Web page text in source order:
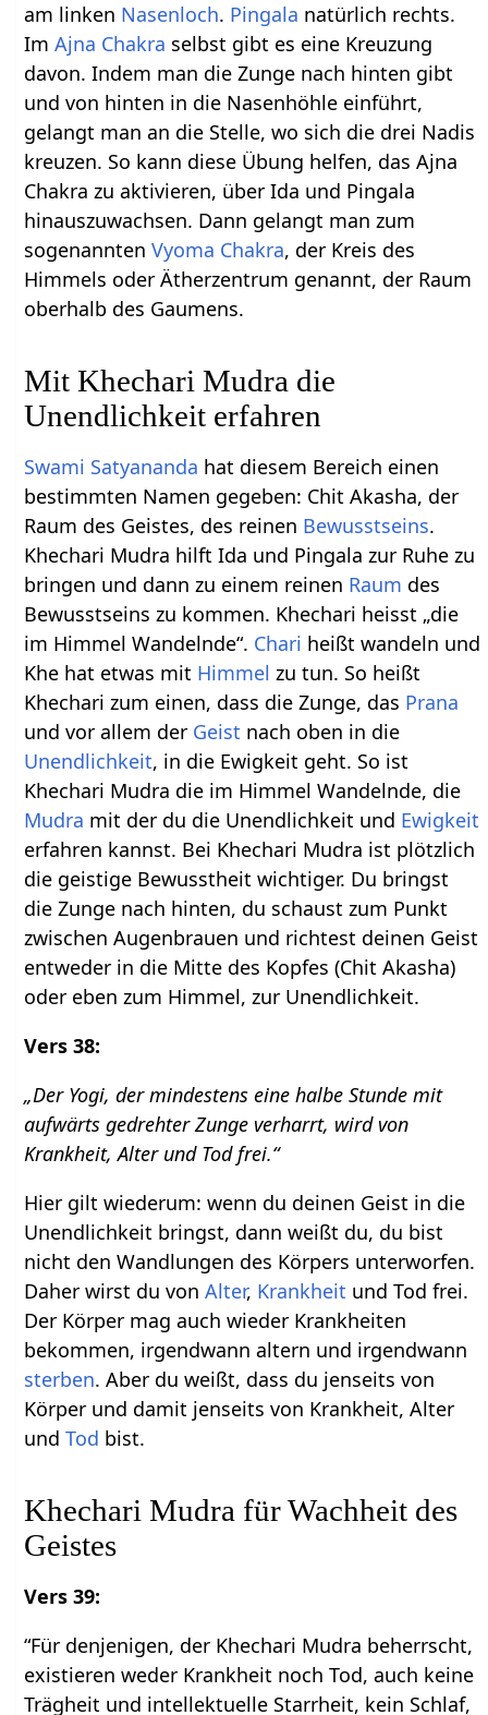
am linken Nasenloch. Pingala natürlich rechts.
ImAjna Chakra selbst gibt es eine Kreuzung
davon. Indem man die Zunge nach hinten gibt
und von hinten in die Nasenhöhle einführt,
gelangt man an die Stelle, wo sich die drei Nadis
kreuzen. So kann diese Übung helfen, das Ajna
Chakra zu aktivieren, über Ida und Pingala
hinauszuwachsen. Dann gelangt man zum
sogenanntenVyoma Chakra, der Kreis des
Himmels oder Ätherzentrum genannt, der Raum
oberhalb des Gaumens.
Mit Khechari Mudra die
Unendlichkeit erfahren
Swami Satyananda hat diesem Bereich einen
bestimmten Namen gegeben: Chit Akasha, der
Raum des Geistes, des reinen Bewusstseins.
Khechari Mudra hilft Ida und Pingala zur Ruhe zu
bringen und dann zu einem reinen Raum des
Bewusstseins zu kommen. Khechari heisst „die
im Himmel Wandelnde“. Chari heißt wandeln und
Khe hat etwas mit Himmel zu tun. So heißt
Khechari zum einen, dass die Zunge, das Prana
und vor allem der Geist nach oben in die
Unendlichkeit, in die Ewigkeit geht. So ist
Khechari Mudra die im Himmel Wandelnde, die
Mudra mit der du die Unendlichkeit und Ewigkeit
erfahren kannst. Bei Khechari Mudra ist plötzlich
die geistige Bewusstheit wichtiger. Du bringst
die Zunge nach hinten, du schaust zum Punkt
zwischen Augenbrauen und richtest deinen Geist
entweder in die Mitte des Kopfes (Chit Akasha)
oder eben zum Himmel, zur Unendlichkeit.
Vers 38:
„Der Yogi, der mindestens eine halbe Stunde mit
aufwärts gedrehter Zunge verharrt, wird von
Krankheit, Alter und Tod frei.“
Hier gilt wiederum: wenn du deinen Geist in die
Unendlichkeit bringst, dann weißt du, du bist
nicht den Wandlungen des Körpers unterworfen.
Daher wirst du vonAlter, Krankheit und Tod frei.
Der Körper mag auch wieder Krankheiten
bekommen, irgendwann altern und irgendwann
sterben. Aber du weißt, dass du jenseits von
Körper und damit jenseits von Krankheit, Alter
undTod bist.
Khechari Mudra für Wachheit des
Geistes
Vers 39:
“Für denjenigen, der Khechari Mudra beherrscht,
existieren weder Krankheit noch Tod, auch keine
Trägheit und intellektuelle Starrheit, kein Schlaf,